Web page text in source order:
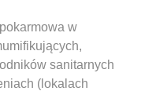
w
sanitarnych
(lokalach